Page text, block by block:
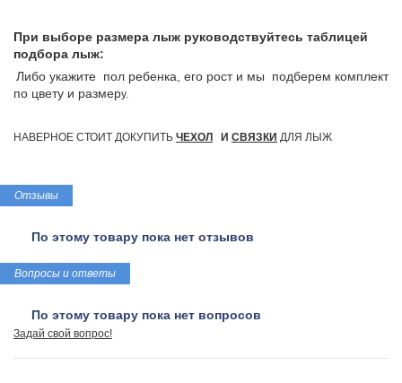
При выборе размера лыж руководствуйтесь таблицей
подбора лыж:
Либо укажите пол ребенка, его рост и мы подберем комплект
по цвету и размеру.
НАВЕРНОЕ СТОИТ ДОКУПИТЬ ЧЕХОЛ И СВЯЗКИ ДЛЯ ЛЫЖ
Отзывы
По этому товару пока нет отзывов
Вопросы и ответы
По этому товару пока нет вопросов
Задай свой вопрос!